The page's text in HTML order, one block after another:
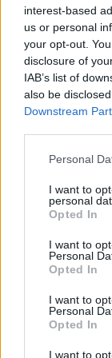
interest-based
us or personal
your opt-out.
disclosure of
IAB’s list of
also be
Downstream
Personal
I want to
personal
Opted In
I want to
Personal
Opted In
I want to
Personal
Opted In
I want to
d’écharpes
Côté esthétique,
remplissages à
persiennes pour
vos volets se
vous proposons
Opter pour des
volets modernes
Contrairement à
l’aluminium est
inoxydable et par